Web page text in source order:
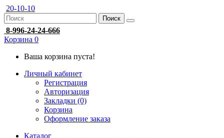
20-10-10
Поиск
8-996-24-24-666
Корзина 0
Ваша корзина пуста!
Личный кабинет
Регистрация
Авторизация
Закладки (0)
Корзина
Оформление заказа
Каталог